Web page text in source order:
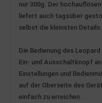
nur 300g. Der
liefert auch tagsüber
selbst die kleinsten Details.
Die Bedienung des
Ein- und Ausschaltknopf
Einstellungen und
auf der Oberseite des
einfach zu erreichen .